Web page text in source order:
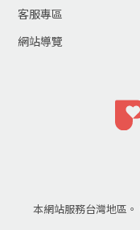
客服專區
網站導覽
本網站服務台灣地區